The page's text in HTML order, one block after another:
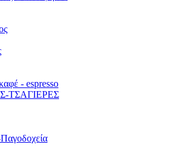
- espresso
ΤΣΑΓΙΕΡΕΣ